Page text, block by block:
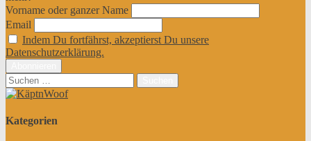
Vorname oder ganzer Name
Email
Indem Du fortfährst, akzeptierst Du unsere
Datenschutzerklärung.
Suchen
nach:
Kategorien